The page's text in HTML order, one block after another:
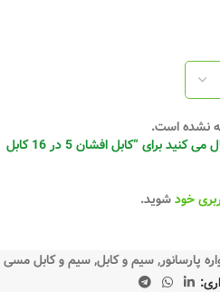
نشده است.
اولین نفری باشید که دیدگاهی را ارسال می کنید برای “کابل افشان 5 در 16 کابل
خودشوید.
پارسانور,سیم و کابل,سیم و کابل مسی